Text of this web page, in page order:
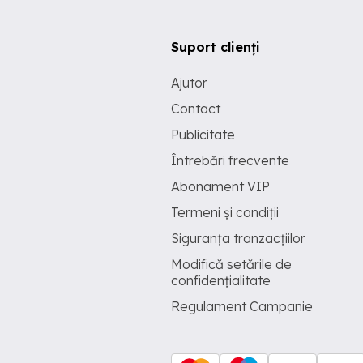
Suport clienți
Ajutor
Contact
Publicitate
Întrebări frecvente
Abonament VIP
Termeni și condiții
Siguranța tranzacțiilor
Modifică setările de
confidențialitate
Regulament Campanie